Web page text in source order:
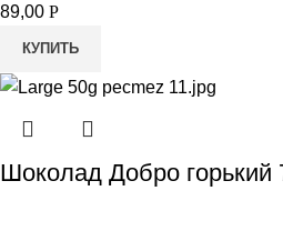
89,00 Р
КУПИТЬ
Шоколад Добро горький